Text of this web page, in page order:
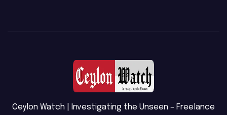
Ceylon Watch | Investigating the Unseen – Freelance